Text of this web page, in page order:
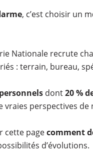
, c’est choisir un
Nationale recrute
: terrain, bureau,
dont20 %
vraies perspectives de
cette pagecomment
d’évolutions.